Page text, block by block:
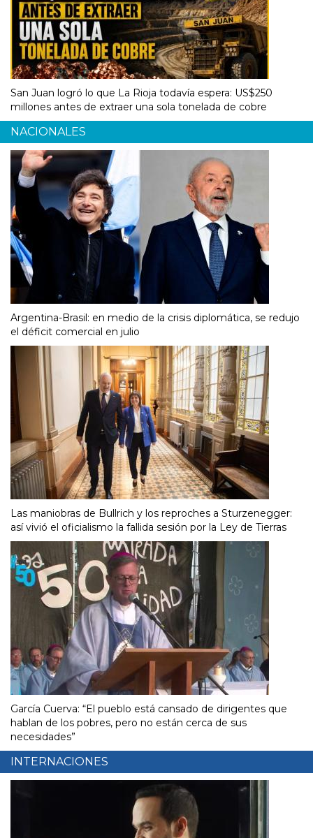
San Juan logró lo que La Rioja todavía espera: US$250
millones antes de extraer una sola tonelada de cobre
NACIONALES
Argentina-Brasil: en medio de la crisis diplomática, se redujo
el déficit comercial en julio
Las maniobras de Bullrich y los reproches a Sturzenegger:
así vivió el oficialismo la fallida sesión por la Ley de Tierras
García Cuerva: “El pueblo está cansado de dirigentes que
hablan de los pobres, pero no están cerca de sus
necesidades”
INTERNACIONES